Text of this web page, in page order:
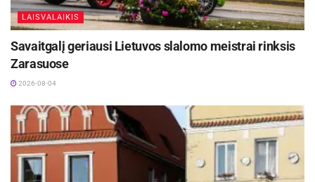
LAISVALAIKIS
Savaitgalį geriausi Lietuvos slalomo meistrai rinksis
Zarasuose
2026-08-04